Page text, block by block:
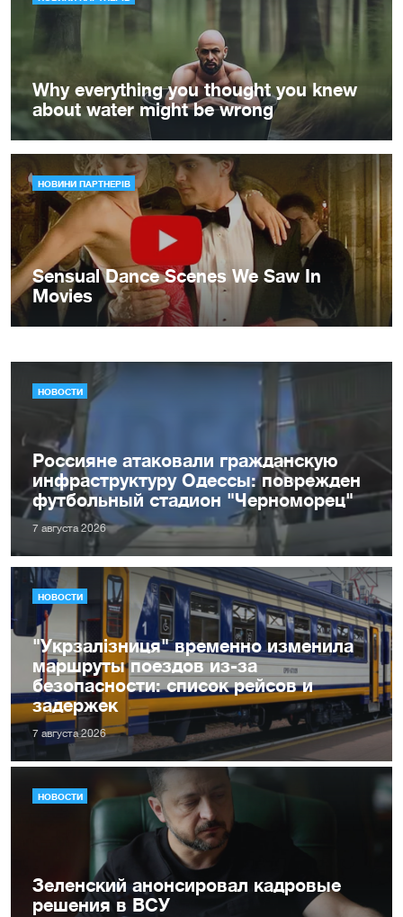
НОВОСТИ
Россияне атаковали гражданскую
инфраструктуру Одессы: поврежден
футбольный стадион "Черноморец"
7 августа 2026
НОВОСТИ
"Укрзалізниця" временно изменила
маршруты поездов из-за
безопасности: список рейсов и
задержек
7 августа 2026
НОВОСТИ
Зеленский анонсировал кадровые
решения в ВСУ